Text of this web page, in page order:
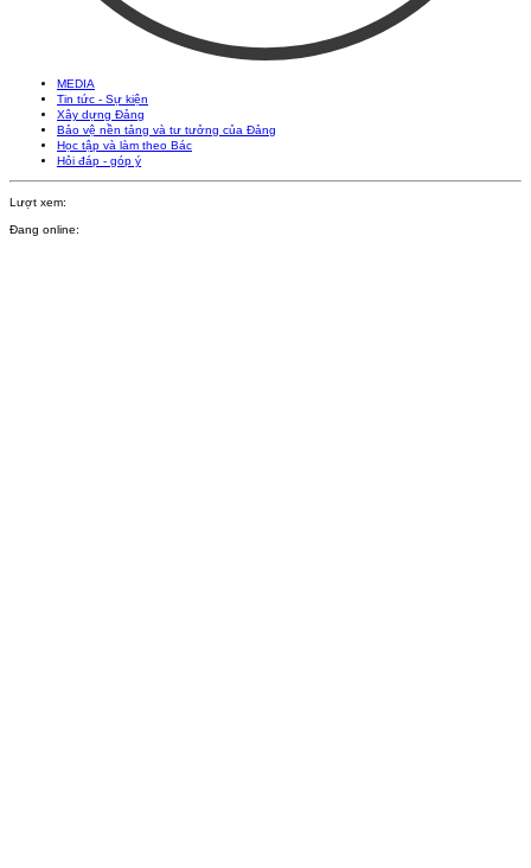
MEDIA
Tin tức - Sự kiện
Xây dựng Đảng
Bảo vệ nền tảng và tư tưởng của Đảng
Học tập và làm theo Bác
Hỏi đáp - góp ý
Lượt xem:
Đang online: